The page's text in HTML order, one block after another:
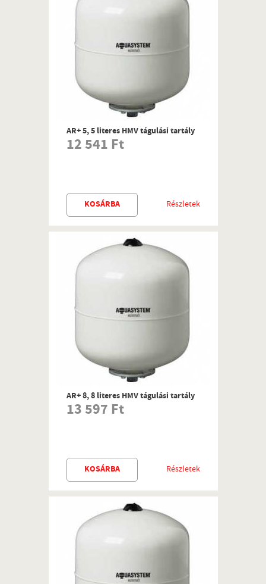
AR+ 5, 5 literes HMV tágulási tartály
12 541 Ft
Részletek
KOSÁRBA
AR+ 8, 8 literes HMV tágulási tartály
13 597 Ft
Részletek
KOSÁRBA